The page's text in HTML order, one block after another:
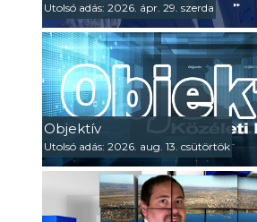
Utolsó adás: 2026. ápr. 29. szerda
Objektív
Utolsó adás: 2026. aug. 13. csütörtök